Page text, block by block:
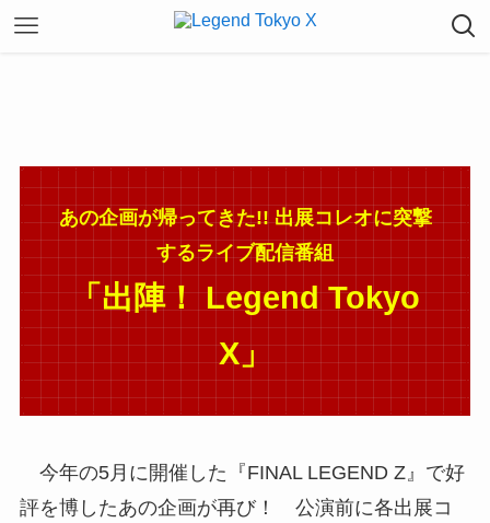
あの企画が帰ってきた!! 出展コレオに突撃
するライブ配信番組
「出陣！ Legend Tokyo
X」
今年の5月に開催した『FINAL LEGEND Z』で好
評を博したあの企画が再び！ 公演前に各出展コ